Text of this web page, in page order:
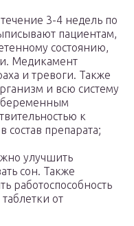
3-4 недель по
пациентам,
состоянию,
Медикамент
и тревоги. Также
и всю систему
беременным
к
препарата;
улучшить
сон. Также
работоспособность
от